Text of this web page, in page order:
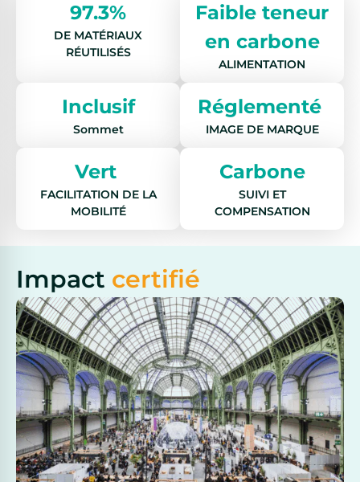
97.3%
DE MATÉRIAUX
RÉUTILISÉS
Faible teneur
en carbone
ALIMENTATION
Inclusif
Sommet
Réglementé
IMAGE DE MARQUE
Vert
FACILITATION DE LA
MOBILITÉ
Carbone
SUIVI ET
COMPENSATION
Impact certifié